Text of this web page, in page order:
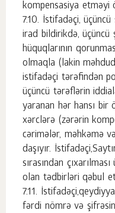
kompensasiya etməyi
İstifadəçi,
irad bildirikdə, üçüncü
hüquqlarının
olmaqla (lakin
istifadəçi tərəfindən
üçüncü tərəflərin
yaranan hər hansı
xərclərə (zərərin
cərimələr, məhkəmə
daşıyır.
sırasından
olan tədbirləri qəbul
fərdi nömrə və